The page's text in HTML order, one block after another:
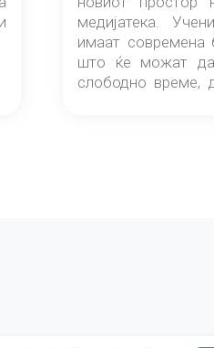
медијатека.
имаат современа
што ќе можат да
слободно време,